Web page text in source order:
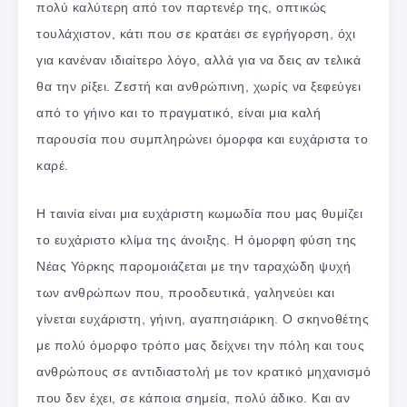
πολύ καλύτερη από τον παρτενέρ της, οπτικώς
τουλάχιστον, κάτι που σε κρατάει σε εγρήγορση, όχι
για κανέναν ιδιαίτερο λόγο, αλλά για να δεις αν τελικά
θα την ρίξει. Ζεστή και ανθρώπινη, χωρίς να ξεφεύγει
από το γήινο και το πραγματικό, είναι μια καλή
παρουσία που συμπληρώνει όμορφα και ευχάριστα το
καρέ.
Η ταινία είναι μια ευχάριστη κωμωδία που μας θυμίζει
το ευχάριστο κλίμα της άνοιξης. Η όμορφη φύση της
Νέας Υόρκης παρομοιάζεται με την ταραχώδη ψυχή
των ανθρώπων που, προοδευτικά, γαληνεύει και
γίνεται ευχάριστη, γήινη, αγαπησιάρικη. Ο σκηνοθέτης
με πολύ όμορφο τρόπο μας δείχνει την πόλη και τους
ανθρώπους σε αντιδιαστολή με τον κρατικό μηχανισμό
που δεν έχει, σε κάποια σημεία, πολύ άδικο. Και αν